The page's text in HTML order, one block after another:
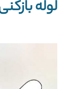
لوله